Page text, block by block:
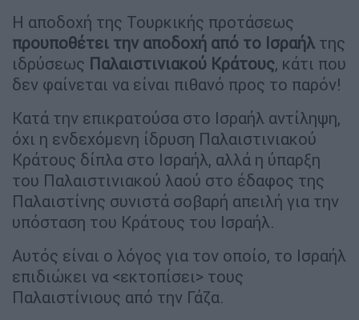
Η αποδοχή της Τουρκικής προτάσεως
προυποθέτει την αποδοχή από το Ισραήλ της
ιδρύσεως Παλαιστινιακού Κράτους, κάτι που
δεν φαίνεται να είναι πιθανό προς το παρόν!
Κατά την επικρατούσα στο Ισραήλ αντίληψη,
όχι η ενδεχόμενη ίδρυση Παλαιστινιακού
Κράτους δίπλα στο Ισραήλ, αλλά η ύπαρξη
του Παλαιστινιακού λαού στο έδαφος της
Παλαιστίνης συνιστά σοβαρή απειλή για την
υπόσταση του Κράτους του Ισραήλ.
Αυτός είναι ο λόγος για τον οποίο, το Ισραήλ
επιδιώκει να <εκτοπίσει> τους
Παλαιστίνιους από την Γάζα.